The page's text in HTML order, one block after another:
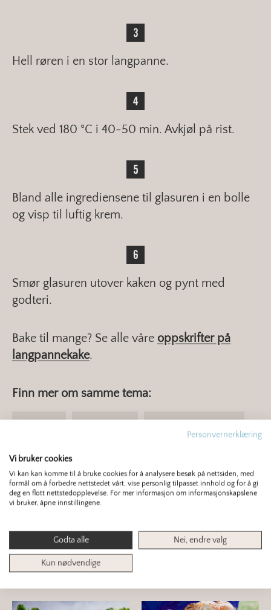
Hell røren i en stor langpanne.
Stek ved 180 °C i 40-50 min. Avkjøl på rist.
Bland alle ingrediensene til glasuren i en bolle
og visp til luftig krem.
Smør glasuren utover kaken og pynt med
godteri.
Bake til mange? Se alle våre oppskrifter på
langpannekake.
Finn mer om samme tema:
RASK
3
Du er kanskje interessert i dette også?
Personvernerklæring
Vi bruker cookies
Vi kan kan komme til å bruke cookies for å analysere besøk på nettsiden, med
formål om å forbedre nettstedet vårt, vise personlig tilpasset innhold og for å gi
deg en flott nettstedopplevelse. For mer informasjon om informasjonskapslene
vi bruker, åpne innstillingene.
Godta alle Nei, endre valg
Kun nødvendige